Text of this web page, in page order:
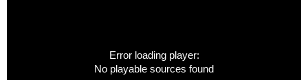
Error loading player:
No playable sources found